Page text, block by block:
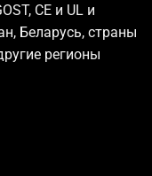
CE и UL и
Беларусь, страны
регионы